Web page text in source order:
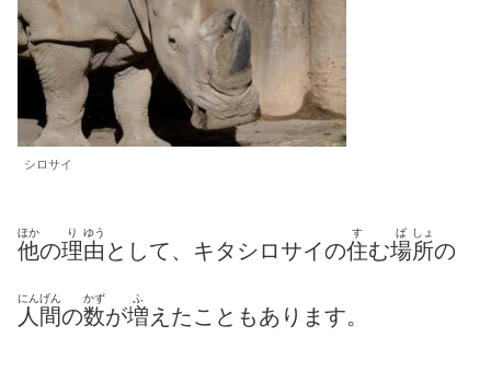
シロサイ
他
ほか
の理
り
由
ゆう
として、キタシロサイの住
す
む場
ば
所
しょ
の
人間
にんげん
の数
かず
が増
ふ
えたこともあります。